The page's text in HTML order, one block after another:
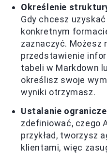
Określenie
Gdy chcesz
konkretnym
zaznaczyć. Możesz
przedstawienie
tabeli w Markdown
określisz swoje
wyniki otrzymasz.
Ustalanie
zdefiniować, czego
przykład, tworzysz
klientami, więc